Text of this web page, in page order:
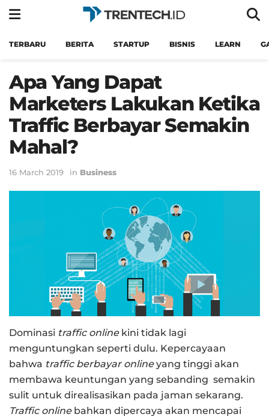
TERBARU BERITA STARTUP BISNIS LEARN
Apa Yang Dapat
Marketers Lakukan Ketika
Traffic Berbayar Semakin
Mahal?
16 March 2019 in Business
Dominasi traffic onlinekini tidak lagi
menguntungkan seperti dulu. Kepercayaan
bahwa traffic berbayar onlineyang tinggi akan
membawa keuntungan yang sebanding semakin
sulit untuk direalisasikan pada jaman sekarang.
Traffic onlinebahkan dipercaya akan mencapai